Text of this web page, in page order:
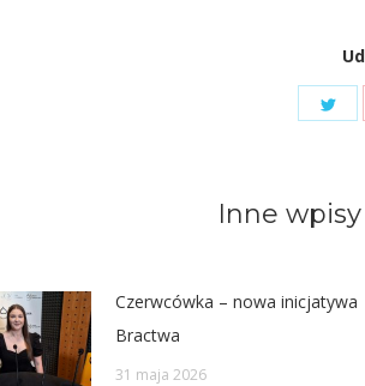
Inne
Czerwcówka – nowa inicjatywa
Bractwa
31 maja 2026